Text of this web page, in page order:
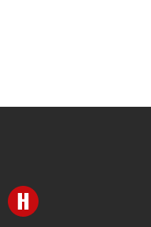
Перейти на главную